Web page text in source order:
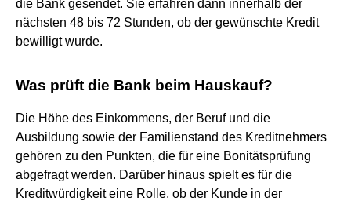
die Bank gesendet. Sie erfahren dann innerhalb der
nächsten 48 bis 72 Stunden, ob der gewünschte Kredit
bewilligt wurde.
Was prüft die Bank beim Hauskauf?
Die Höhe des Einkommens, der Beruf und die
Ausbildung sowie der Familienstand des Kreditnehmers
gehören zu den Punkten, die für eine Bonitätsprüfung
abgefragt werden. Darüber hinaus spielt es für die
Kreditwürdigkeit eine Rolle, ob der Kunde in der